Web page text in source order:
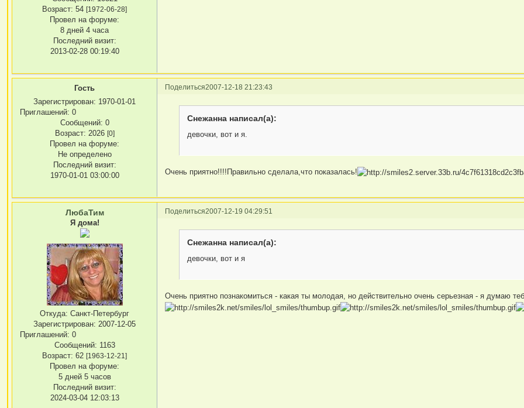
Возраст: 54[1972-06-28]
Провел на форуме:
8 дней 4 часа
Последний визит:
2013-02-28 00:19:40
Поделиться2007-12-18 21:23:43
Гость
Зарегистрирован: 1970-01-01
Приглашений: 0
Сообщений: 0
Возраст: 2026 [0]
Провел на форуме:
Не определено
Последний визит:
1970-01-01 03:00:00
Снежанна написал(а):
девочки, вот и я.
Очень приятно!!!!Правильно сделала,что показалась!
Поделиться2007-12-19 04:29:51
ЛюбаТим
Я дома!
Откуда: Санкт-Петербург
Зарегистрирован: 2007-12-05
Приглашений: 0
Сообщений: 1163
Возраст: 62[1963-12-21]
Провел на форуме:
5 дней 5 часов
Последний визит:
2024-03-04 12:03:13
Снежанна написал(а):
девочки, вот и я
Очень приятно познакомиться - какая ты молодая, но действительно очень серьезная - я